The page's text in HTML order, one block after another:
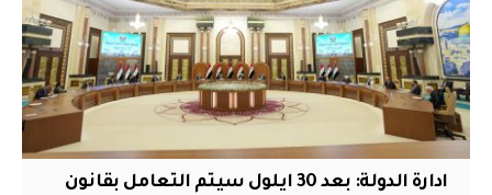
ادارة الدولة: بعد 30 ايلول سيتم التعامل بقانون